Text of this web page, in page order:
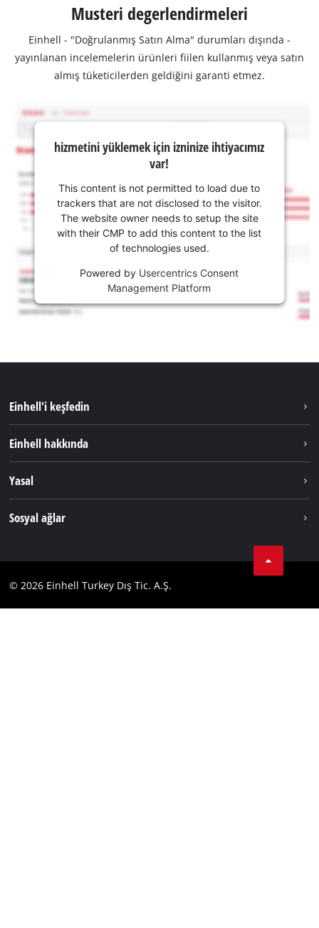
Musteri degerlendirmeleri
Einhell - "Doğrulanmış Satın Alma" durumları dışında -
yayınlanan incelemelerin ürünleri fiilen kullanmış veya satın
almış tüketicilerden geldiğini garanti etmez.
hizmetini yüklemek için izninize ihtiyacımız
var!
This content is not permitted to load due to
trackers that are not disclosed to the visitor.
The website owner needs to setup the site
with their CMP to add this content to the list
of technologies used.
Powered by Usercentrics Consent
Management Platform
Einhell'i keşfedin
Hizmetler
Einhell hakkında
Yasal
Uyumluluk
Sosyal ağlar
YouТube
© 2026 Einhell Turkey Dış Tic. A.Ş.